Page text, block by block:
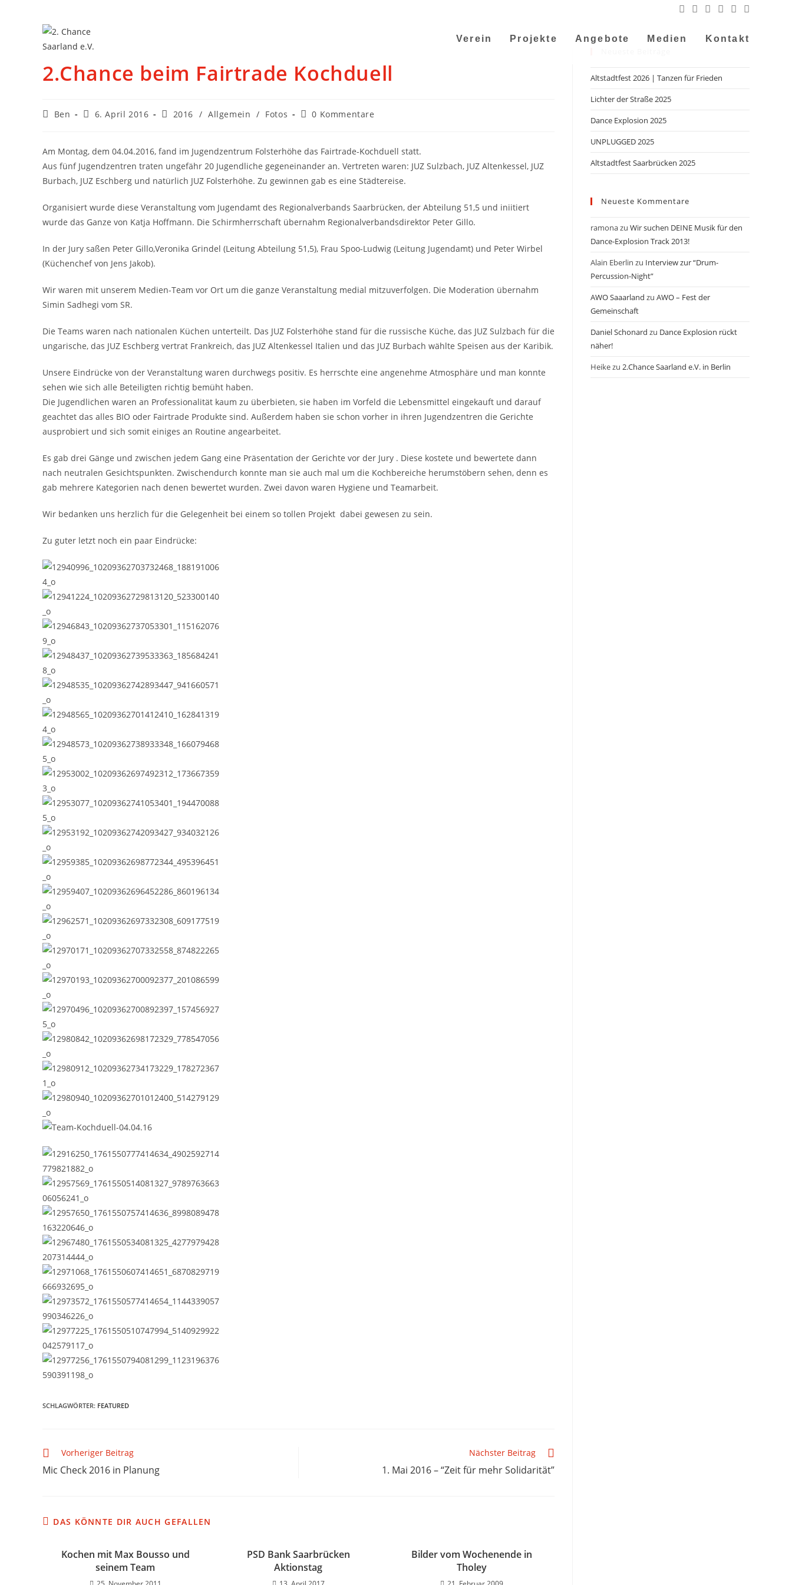
Verein Projekte Angebote Medien Kontakt
2.Chance beim Fairtrade Kochduell
Ben 6. April 2016 2016 / Allgemein / Fotos 0 Kommentare
Am Montag, dem 04.04.2016, fand im Jugendzentrum Folsterhöhe das Fairtrade-Kochduell statt.
Aus fünf Jugendzentren traten ungefähr 20 Jugendliche gegeneinander an. Vertreten waren: JUZ Sulzbach, JUZ Altenkessel, JUZ
Burbach, JUZ Eschberg und natürlich JUZ Folsterhöhe. Zu gewinnen gab es eine Städtereise.
Organisiert wurde diese Veranstaltung vom Jugendamt des Regionalverbands Saarbrücken, der Abteilung 51,5 und iniitiert
wurde das Ganze von Katja Hoffmann. Die Schirmherrschaft übernahm Regionalverbandsdirektor Peter Gillo.
In der Jury saßen Peter Gillo,Veronika Grindel (Leitung Abteilung 51,5), Frau Spoo-Ludwig (Leitung Jugendamt) und Peter Wirbel
(Küchenchef von Jens Jakob).
Wir waren mit unserem Medien-Team vor Ort um die ganze Veranstaltung medial mitzuverfolgen. Die Moderation übernahm
Simin Sadhegi vom SR.
Die Teams waren nach nationalen Küchen unterteilt. Das JUZ Folsterhöhe stand für die russische Küche, das JUZ Sulzbach für die
ungarische, das JUZ Eschberg vertrat Frankreich, das JUZ Altenkessel Italien und das JUZ Burbach wählte Speisen aus der Karibik.
Unsere Eindrücke von der Veranstaltung waren durchwegs positiv. Es herrschte eine angenehme Atmosphäre und man konnte
sehen wie sich alle Beteiligten richtig bemüht haben.
Die Jugendlichen waren an Professionalität kaum zu überbieten, sie haben im Vorfeld die Lebensmittel eingekauft und darauf
geachtet das alles BIO oder Fairtrade Produkte sind. Außerdem haben sie schon vorher in ihren Jugendzentren die Gerichte
ausprobiert und sich somit einiges an Routine angearbeitet.
Es gab drei Gänge und zwischen jedem Gang eine Präsentation der Gerichte vor der Jury . Diese kostete und bewertete dann
nach neutralen Gesichtspunkten. Zwischendurch konnte man sie auch mal um die Kochbereiche herumstöbern sehen, denn es
gab mehrere Kategorien nach denen bewertet wurden. Zwei davon waren Hygiene und Teamarbeit.
Wir bedanken uns herzlich für die Gelegenheit bei einem so tollen Projekt dabei gewesen zu sein.
Zu guter letzt noch ein paar Eindrücke:
SCHLAGWÖRTER: FEATURED
Vorheriger Beitrag
Mic Check 2016 in Planung
Nächster Beitrag
1. Mai 2016 – “Zeit für mehr Solidarität”
DAS KÖNNTE DIR AUCH GEFALLEN
Kochen mit Max Bousso und
seinem Team
PSD Bank Saarbrücken
Aktionstag
Bilder vom Wochenende in
Tholey
Altstadtfest 2026 | Tanzen für Frieden
Lichter der Straße 2025
Dance Explosion 2025
UNPLUGGED 2025
Altstadtfest Saarbrücken 2025
Neueste Kommentare
ramonazu Wir suchen DEINE Musik für den
Dance-Explosion Track 2013!
Alain Eberlin zu Interview zur “Drum-
Percussion-Night”
AWO Saaarland zu AWO – Fest der
Gemeinschaft
Daniel Schonard zu Dance Explosion rückt
näher!
Heikezu 2.Chance Saarland e.V. in Berlin